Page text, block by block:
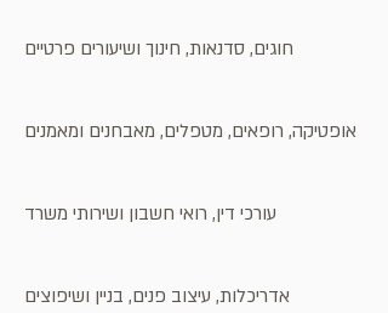
חוגים, סדנאות, חינוך ושיעורים פרטיים
אופטיקה, רופאים, מטפלים, מאבחנים ומאמנים
עורכי דין, רואי חשבון ושירותי משרד
אדריכלות, עיצוב פנים, בניין ושיפוצים